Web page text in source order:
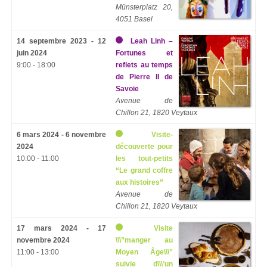
Münsterplatz 20,
4051 Basel
14 septembre 2023 - 12
juin 2024
9:00 - 18:00
Leah Linh –
Fortunes et
reflets au temps
de Pierre II de
Savoie
Avenue de
Chillon 21, 1820 Veytaux
6 mars 2024 - 6 novembre
2024
10:00 - 11:00
Visite-
découverte pour
les tout-petits
“Le grand coffre
aux histoires”
Avenue de
Chillon 21, 1820 Veytaux
17 mars 2024 - 17
novembre 2024
11:00 - 13:00
Visite
\\\”manger au
Moyen Âge\\\”
suivie d\\\’un